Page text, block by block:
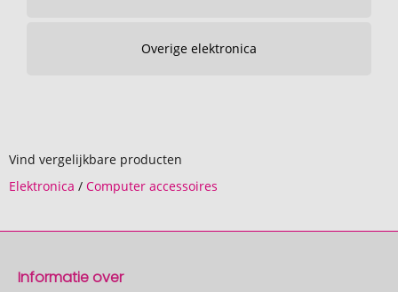
Overige elektronica
Vind vergelijkbare producten
Elektronica / Computer accessoires
Informatie over